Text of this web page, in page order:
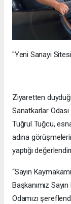
"Yeni Sanayi
Ziyaretten
Sanatkarlar
Tuğrul Tuğcu,
adına
yaptığı
“Sayın
Başkanımız
Odamızı